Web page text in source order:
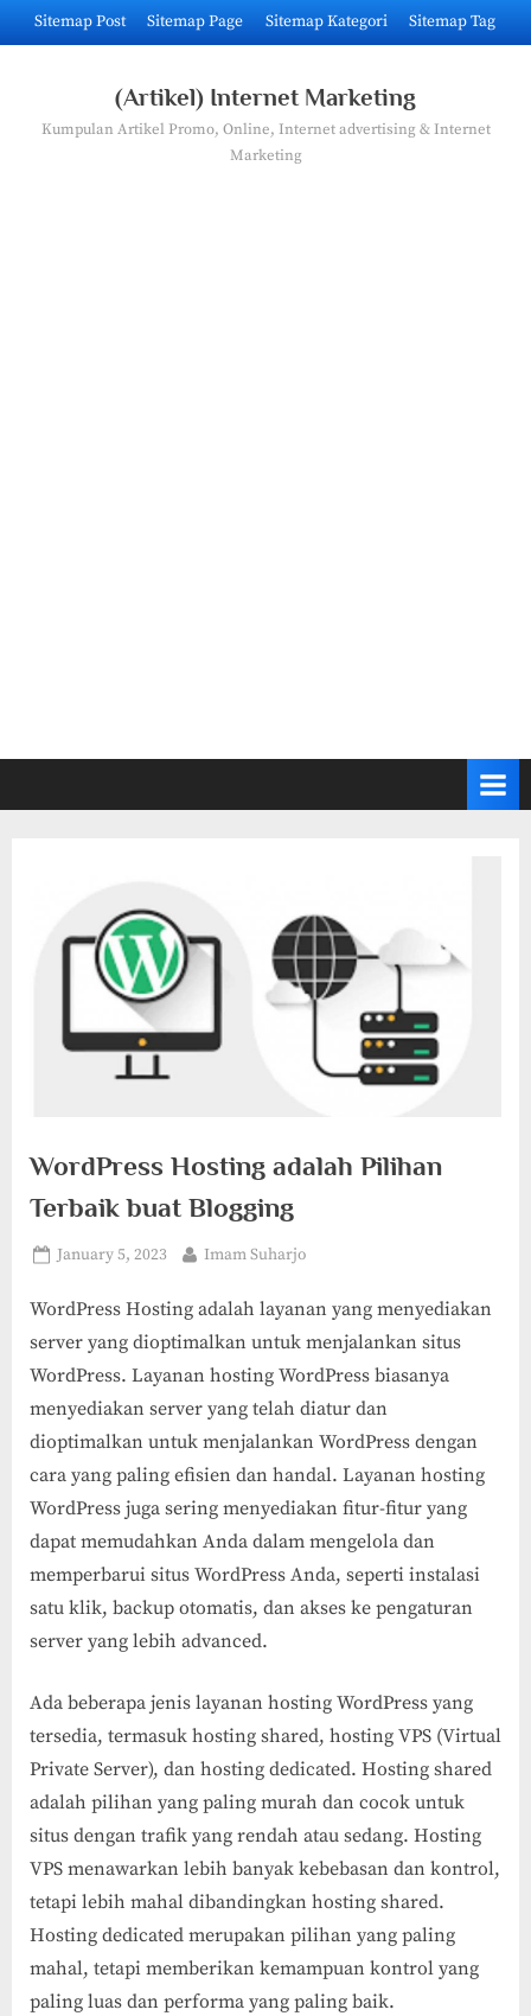
Skip
to
Sitemap Post Sitemap Page Sitemap Kategori Sitemap Tag
(Artikel) Internet Marketing
Kumpulan Artikel Promo, Online, Internet advertising & Internet
Marketing
WordPress Hosting adalah Pilihan
Terbaik buat Blogging
Posted
January 5, 2023 By
Imam Suharjo
WordPress Hosting adalah layanan yang menyediakan
server yang dioptimalkan untuk menjalankan situs
WordPress. Layanan hosting WordPress biasanya
menyediakan server yang telah diatur dan
dioptimalkan untuk menjalankan WordPress dengan
cara yang paling efisien dan handal. Layanan hosting
WordPress juga sering menyediakan fitur-fitur yang
dapat memudahkan Anda dalam mengelola dan
memperbarui situs WordPress Anda, seperti instalasi
satu klik, backup otomatis, dan akses ke pengaturan
server yang lebih advanced.
Ada beberapa jenis layanan hosting WordPress yang
tersedia, termasuk hosting shared, hosting VPS (Virtual
Private Server), dan hosting dedicated. Hosting shared
adalah pilihan yang paling murah dan cocok untuk
situs dengan trafik yang rendah atau sedang. Hosting
VPS menawarkan lebih banyak kebebasan dan kontrol,
tetapi lebih mahal dibandingkan hosting shared.
Hosting dedicated merupakan pilihan yang paling
mahal, tetapi memberikan kemampuan kontrol yang
paling luas dan performa yang paling baik.